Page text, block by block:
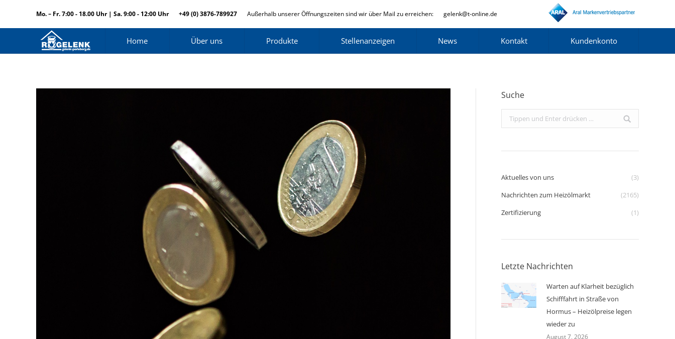
Mo. – Fr. 7:00 - 18.00 Uhr | Sa. 9:00 - 12:00 Uhr +49 (0) 3876-789927 Außerhalb unserer Öffnungszeiten sind wir über Mail zu erreichen: gelenk@t-online.de
Home Über uns Produkte Stellenanzeigen News Kontakt Kundenkonto
Suche
Search:
Aktuelles von uns
(3)
Nachrichten zum Heizölmarkt
(2165)
Zertifizierung
(1)
Letzte Nachrichten
Warten auf Klarheit bezüglich
Schifffahrt in Straße von
Hormus – Heizölpreise legen
wieder zu
August 7, 2026